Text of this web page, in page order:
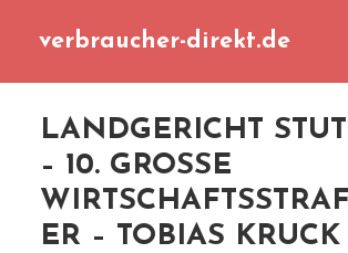
verbraucher-direkt.de
LANDGERICHT
– 10. GROSSE W
R – TOBIAS KRUCK B